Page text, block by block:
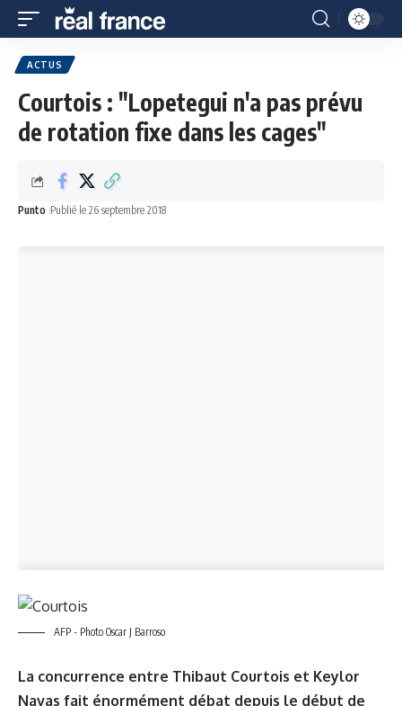
ACTUS
Courtois : "Lopetegui n'a pas prévu
de rotation fixe dans les cages"
Punto Publié le 26 septembre 2018
AFP - Photo Oscar J Barroso
La concurrence entre Thibaut Courtois et Keylor
Navas fait énormément débat depuis le début de